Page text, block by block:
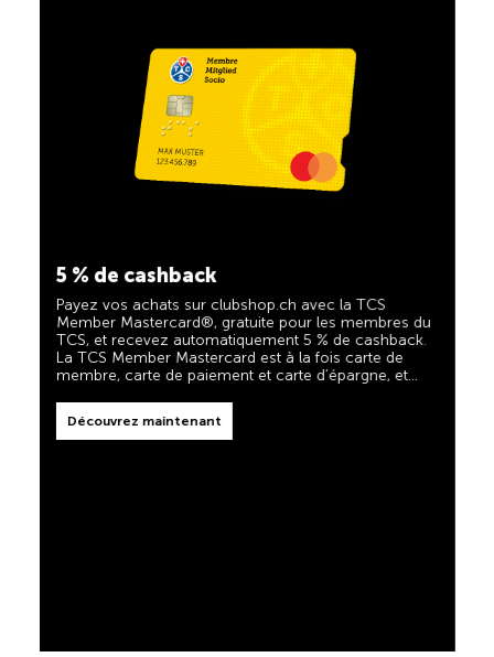
Partenariat avec le TCS Clubshop
5 % de cashback
Payez vos achats sur clubshop.ch avec la TCS
Member Mastercard®, gratuite pour les membres du
TCS, et recevez automatiquement 5 % de cashback.
La TCS Member Mastercard est à la fois carte de
membre, carte de paiement et carte d’épargne, et
Découvrez maintenant
TCS toujours à mes côtés